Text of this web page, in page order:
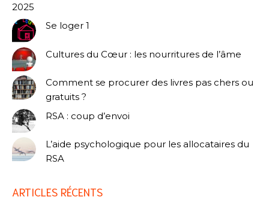
2025
Se loger 1
Cultures du Cœur : les nourritures de l’âme
Comment se procurer des livres pas chers ou
gratuits ?
RSA : coup d’envoi
L’aide psychologique pour les allocataires du
RSA
ARTICLES RÉCENTS